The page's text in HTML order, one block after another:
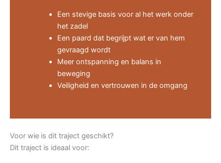
Een stevige basis voor al het werk onder
het zadel
Een paard dat begrijpt wat er van hem
gevraagd wordt
Meer ontspanning en balans in
beweging
Veiligheid en vertrouwen in de omgang
Voor wie is dit traject geschikt?
Dit traject is ideaal voor: